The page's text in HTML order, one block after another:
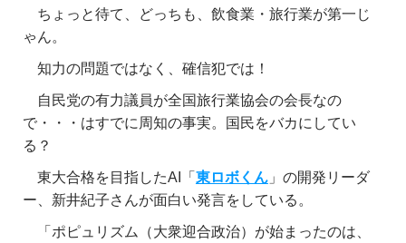
ちょっと待て、どっちも、飲食業・旅行業が第一じ
ゃん。
知力の問題ではなく、確信犯では！
自民党の有力議員が全国旅行業協会の会長なの
で・・・はすでに周知の事実。国民をバカにしてい
る？
東大合格を目指したAI「 東ロボくん」の開発リーダ
ー、新井紀子さんが面白い発言をしている。
「ポピュリズム（大衆迎合政治）が始まったのは、